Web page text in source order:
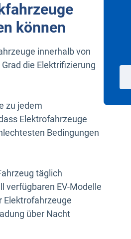
können
innerhalb von
die Elektrifizierung
zu jedem
Elektrofahrzeuge
Bedingungen
täglich
verfügbaren EV-Modelle
Elektrofahrzeuge
über Nacht